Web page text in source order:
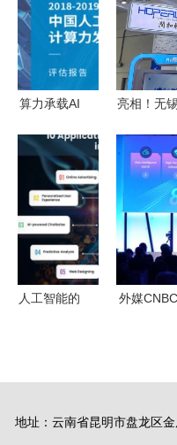
动智能化
局
算力承载AI
IDC与浪潮
联合发布中
国人工智能
计算力发展
评估报告，
人工智能应
亮相！无
闪耀2025
世界人工
能大会，
工智能应用
软件开发
显担当
人工智能的
外媒CNBC
与微软的人
地址：云南省昆明市盘龙区